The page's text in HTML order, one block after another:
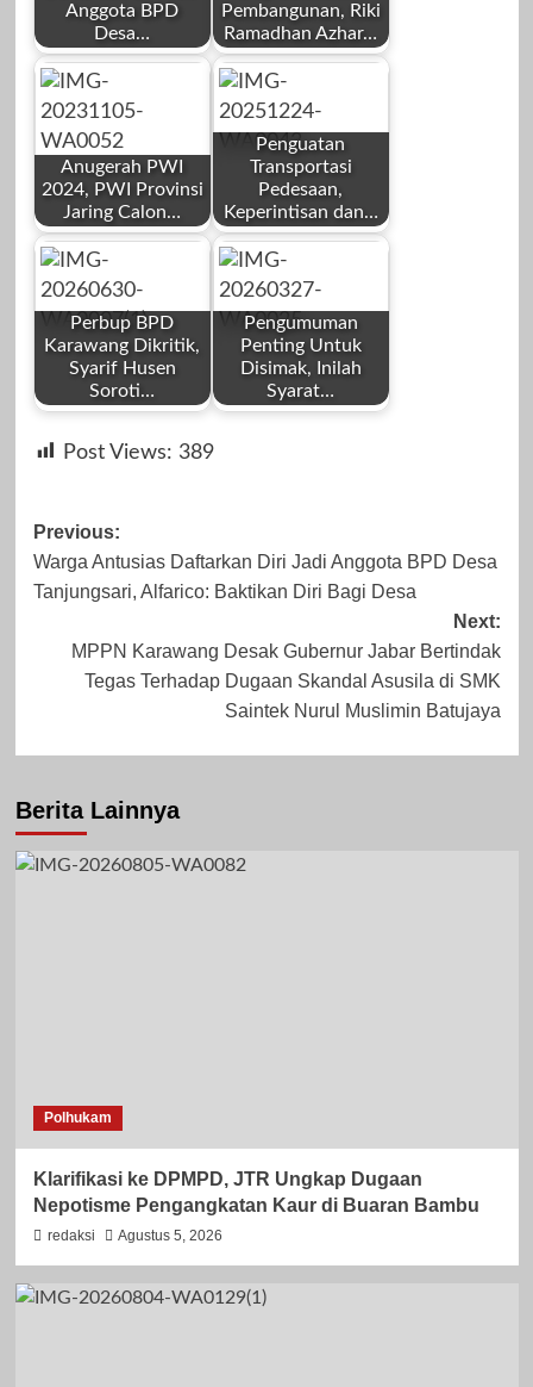
Anggota BPD
Desa…
by
Redaksi
April 23, 2026
Pembangunan, Riki
Ramadhan Azhar…
by
Redaksi
April 23, 2026
Anugerah PWI
2024, PWI Provinsi
Jaring Calon…
by
Redaksi
November 6,
Penguatan
Transportasi
Pedesaan,
Keperintisan dan…
by
Redaksi
Desember 24,
Perbup BPD
Karawang Dikritik,
Syarif Husen
Soroti…
Redaksi
Pengumuman
Penting Untuk
Disimak, Inilah
Syarat…
Redaksi
Post Views: 389
Post
navigation
Previous:
Warga Antusias Daftarkan Diri Jadi Anggota BPD Desa
Tanjungsari, Alfarico: Baktikan Diri Bagi Desa
Next:
MPPN Karawang Desak Gubernur Jabar Bertindak
Tegas Terhadap Dugaan Skandal Asusila di SMK
Saintek Nurul Muslimin Batujaya
Berita Lainnya
Polhukam
Klarifikasi ke DPMPD, JTR Ungkap Dugaan
Nepotisme Pengangkatan Kaur di Buaran Bambu
redaksi Agustus 5, 2026